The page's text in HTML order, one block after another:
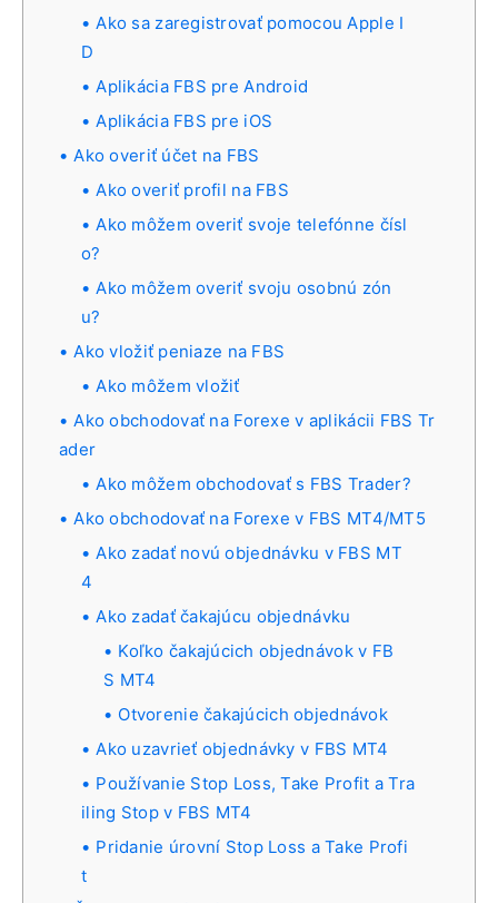
Ako sa zaregistrovať pomocou Apple I
D
Aplikácia FBS pre Android
Aplikácia FBS pre iOS
Ako overiť účet na FBS
Ako overiť profil na FBS
Ako môžem overiť svoje telefónne čísl
o?
Ako môžem overiť svoju osobnú zón
u?
Ako vložiť peniaze na FBS
Ako môžem vložiť
Ako obchodovať na Forexe v aplikácii FBS Tr
ader
Ako môžem obchodovať s FBS Trader?
Ako obchodovať na Forexe v FBS MT4/MT5
Ako zadať novú objednávku v FBS MT
4
Ako zadať čakajúcu objednávku
Koľko čakajúcich objednávok v FB
S MT4
Otvorenie čakajúcich objednávok
Ako uzavrieť objednávky v FBS MT4
Používanie Stop Loss, Take Profit a Tra
iling Stop v FBS MT4
Pridanie úrovní Stop Loss a Take Profi
t